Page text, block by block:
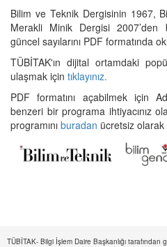
Bilim ve Teknik Dergisinin 1967,
Merakli Minik Dergisi
güncel sayılarını PDF formatında
TÜBİTAK'ın dijital ortamdaki
ulaşmak için tıklayınız.
PDF formatını açabilmek için
benzeri bir programa ihtiyacınız
programını buradan ücretsiz
TÜBİTAK- Bilgi İşlem Daire Başkanlığı